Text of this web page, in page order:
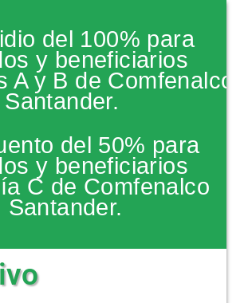
NOTICIAS
del 100% para
y beneficiarios
A y B de Comfenalco
Santander.
del 50% para
y beneficiarios
C de Comfenalco
Santander.